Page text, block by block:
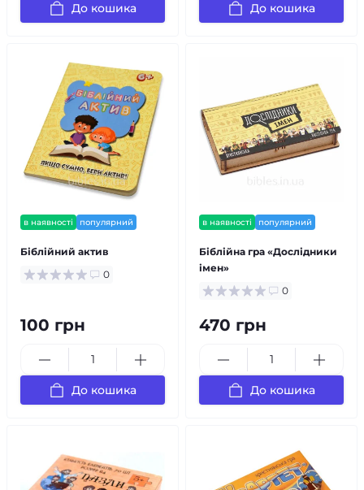
До кошика До кошика
в наявності популярний
Біблійний актив
0
100 грн
До кошика
в наявності популярний
Біблійна гра «Дослідники
імен»
0
470 грн
До кошика